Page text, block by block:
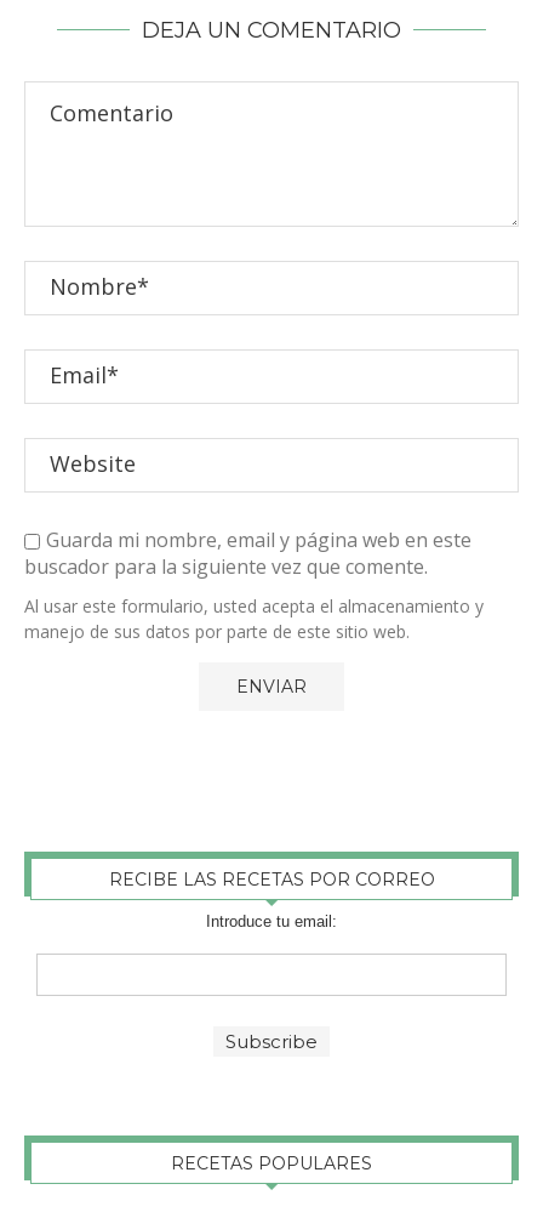
DEJA UN COMENTARIO
Guarda mi nombre, email y página web en este
buscador para la siguiente vez que comente.
Al usar este formulario, usted acepta el almacenamiento y
manejo de sus datos por parte de este sitio web.
RECIBE LAS RECETAS POR CORREO
Introduce tu email:
RECETAS POPULARES